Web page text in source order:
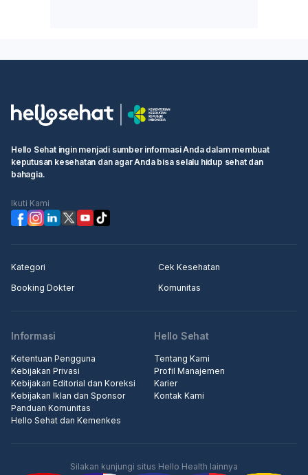
Hello Sehat ingin menjadi sumber informasi Anda dalam membuat
keputusan kesehatan dan agar Anda bisa selalu hidup sehat dan
bahagia.
Ikuti Kami
Kategori
Cek Kesehatan
Booking Dokter
Komunitas
Informasi
Ketentuan Pengguna
Kebijakan Privasi
Kebijakan Editorial dan Koreksi
Kebijakan Iklan dan Sponsor
Panduan Komunitas
Hello Sehat dan Kemenkes
Hello Sehat
Tentang Kami
Profil Manajemen
Karier
Kontak Kami
Silakan kunjungi situs Hello Health lainnya